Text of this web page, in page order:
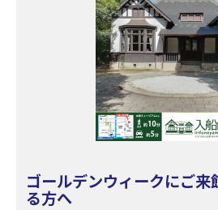
ゴールデンウィークにご来
る方へ